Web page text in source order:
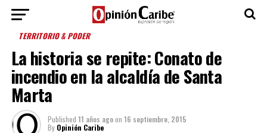
TERRITORIO & PODER
La historia se repite: Conato de
incendio en la alcaldía de Santa
Marta
Published 11 años agoon 16 septiembre, 2015
By Opinión Caribe